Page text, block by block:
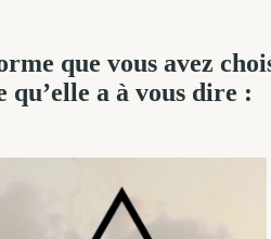
que vous avez
qu’elle a à vous dire :